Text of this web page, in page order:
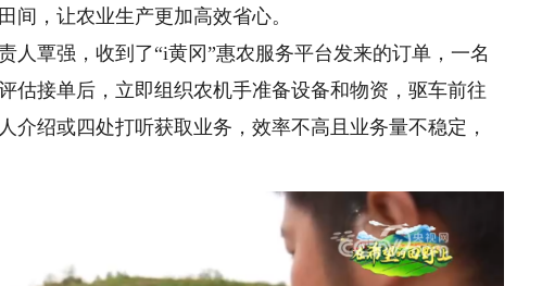
间，让农业生产更加高效省心。
覃强，收到了“i黄冈”惠农服务平台发来的订单，一名
估接单后，立即组织农机手准备设备和物资，驱车前往
介绍或四处打听获取业务，效率不高且业务量不稳定，